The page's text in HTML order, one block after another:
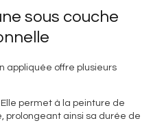
sous couche
appliquée offre plusieurs
Elle permet à la peinture de
prolongeant ainsi sa durée de